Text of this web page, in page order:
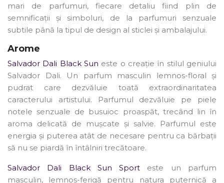
mari de parfumuri, fiecare detaliu fiind plin de
semnificații și simboluri, de la parfumuri senzuale
subtile până la tipul de design al sticlei și ambalajului.
Arome
Salvador Dali Black Sun este o creație în stilul geniului
Salvador Dali. Un parfum masculin lemnos-floral și
pudrat care dezvăluie toată extraordinaritatea
caracterului artistului. Parfumul dezvăluie pe piele
notele senzuale de busuioc proaspăt, trecând lin în
aroma delicată de mușcate și salvie. Parfumul este
energia și puterea atât de necesare pentru ca bărbații
să nu se piardă în întâlniri trecătoare.
Salvador Dali Black Sun Sport este un parfum
masculin, lemnos-ferigă pentru natura puternică a